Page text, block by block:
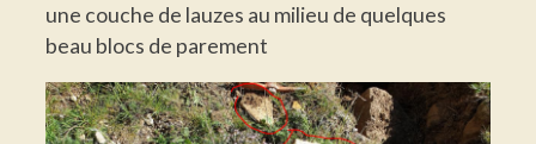
une couche de lauzes au milieu de quelques
beau blocs de parement